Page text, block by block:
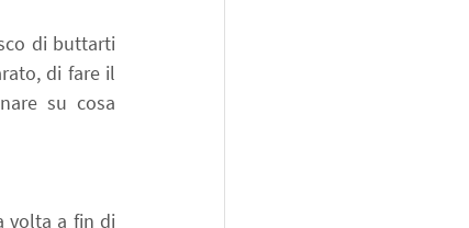
di buttarti
di fare il
su cosa
volta a fin di